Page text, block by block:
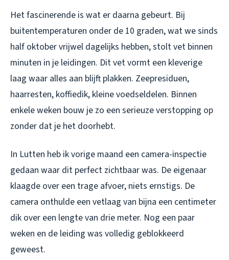
Het fascinerende is wat er daarna gebeurt. Bij
buitentemperaturen onder de 10 graden, wat we sinds
half oktober vrijwel dagelijks hebben, stolt vet binnen
minuten in je leidingen. Dit vet vormt een kleverige
laag waar alles aan blijft plakken. Zeepresiduen,
haarresten, koffiedik, kleine voedseldelen. Binnen
enkele weken bouw je zo een serieuze verstopping op
zonder dat je het doorhebt.
In Lutten heb ik vorige maand een camera-inspectie
gedaan waar dit perfect zichtbaar was. De eigenaar
klaagde over een trage afvoer, niets ernstigs. De
camera onthulde een vetlaag van bijna een centimeter
dik over een lengte van drie meter. Nog een paar
weken en de leiding was volledig geblokkeerd
geweest.